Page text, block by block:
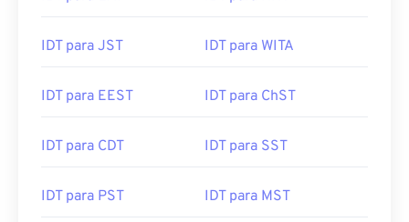
IDT para JST IDT para WITA
IDT para EEST IDT para ChST
IDT para CDT IDT para SST
IDT para PST IDT para MST